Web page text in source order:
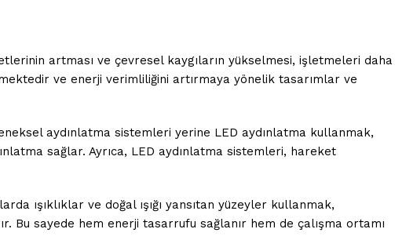
artması ve çevresel kaygıların yükselmesi, işletmeleri daha
ve enerji verimliliğini artırmaya yönelik tasarımlar ve
aydınlatma sistemleri yerine LED aydınlatma kullanmak,
sağlar. Ayrıca, LED aydınlatma sistemleri, hareket
ışıklıklar ve doğal ışığı yansıtan yüzeyler kullanmak,
Bu sayede hem enerji tasarrufu sağlanır hem de çalışma ortamı